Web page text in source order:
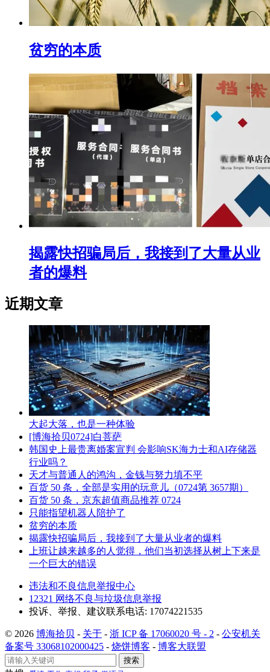
贫穷的本质
揭露快招骗局后，我接到了大量从业
者的爆料
近期文章
大起大落，也是一种体验
[博海拾贝0724]白菩萨
韩国史上最贵离婚案宣判 会影响SK海力士和AI存储器
行业吗？
天才与普通人的鸿沟，金钱与努力填不平
百货 50 条，全部是实用的玩意儿（0724第 3657期）
百货 50 条，京东超值商品推荐 0724
只能指望机器人陪护了
贫穷的本质
揭露快招骗局后，我接到了大量从业者的爆料
上班让越来越多的人觉得，他们当初选择从树上下来是
一个巨大的错误
违法和不良信息举报中心
12321 网络不良与垃圾信息举报
投诉、举报、建议联系电话: 17074221535
© 2026 博海拾贝 - 关于 - 浙 ICP 备 17060020 号 - 2 - 公安机关
备案号 33068102000425 - 烧饼博客 - 博客大联盟
搜索